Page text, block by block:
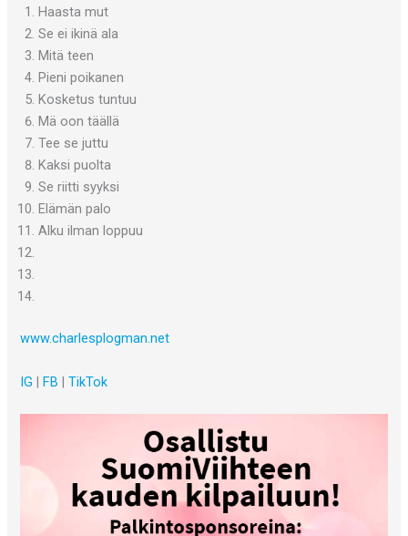
Haasta mut
Se ei ikinä ala
Mitä teen
Pieni poikanen
Kosketus tuntuu
Mä oon täällä
Tee se juttu
Kaksi puolta
Se riitti syyksi
Elämän palo
Alku ilman loppuu
www.charlesplogman.net
IG|FB|TikTok